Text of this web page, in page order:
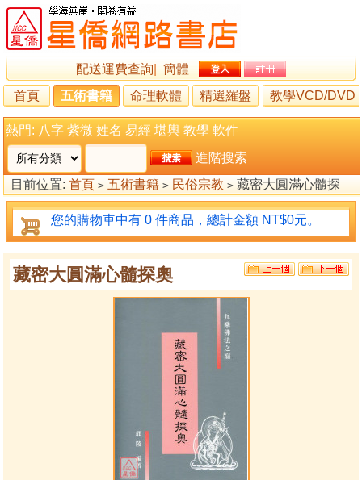
配送運費查詢
簡體
首頁
五術書籍 命理軟體 精選羅盤 教學VCD/DVD
熱門: 八字 紫微 姓名 易經 堪輿 教學 軟件
進階搜索
目前位置: 首頁 > 五術書籍 > 民俗宗教 > 藏密大圓滿心髓探
奧
您的購物車中有 0 件商品，總計金額 NT$0元。
藏密大圓滿心髓探奧